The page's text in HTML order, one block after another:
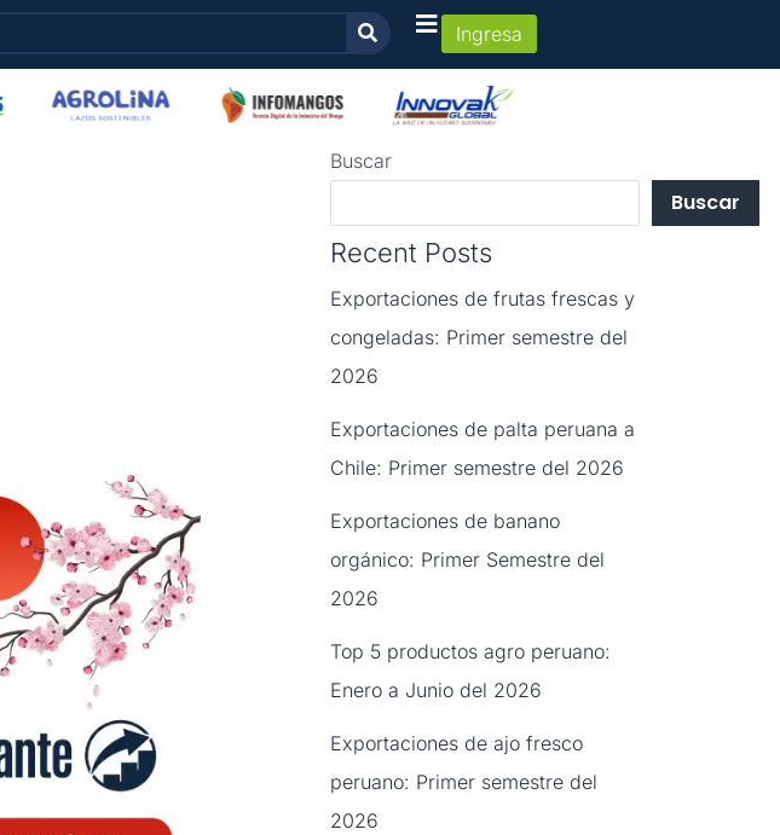
Ingresa
Buscar
Buscar
Recent Posts
Exportaciones de frutas frescas y
congeladas: Primer semestre del
2026
Exportaciones de palta peruana a
Chile: Primer semestre del 2026
Exportaciones de banano
orgánico: Primer Semestre del
2026
Top 5 productos agro peruano:
Enero a Junio del 2026
Exportaciones de ajo fresco
peruano: Primer semestre del
2026